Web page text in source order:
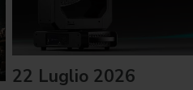
22 Luglio 2026